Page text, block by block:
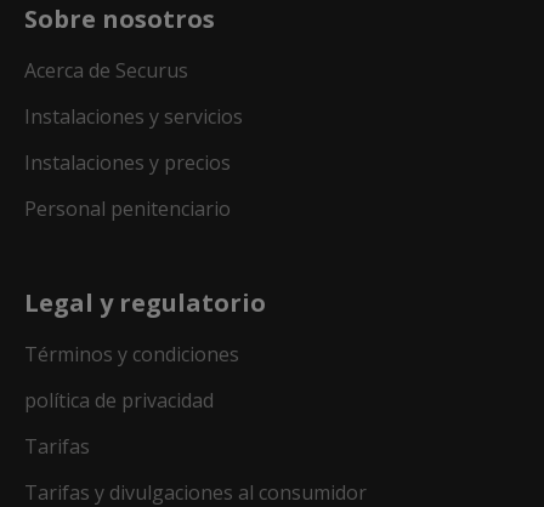
Sobre nosotros
Acerca de Securus
Instalaciones y servicios
Instalaciones y precios
Personal penitenciario
Legal y regulatorio
Términos y condiciones
política de privacidad
Tarifas
Tarifas y divulgaciones al consumidor